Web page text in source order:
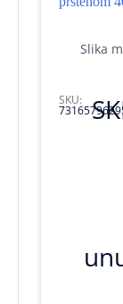
Slika
SKU: